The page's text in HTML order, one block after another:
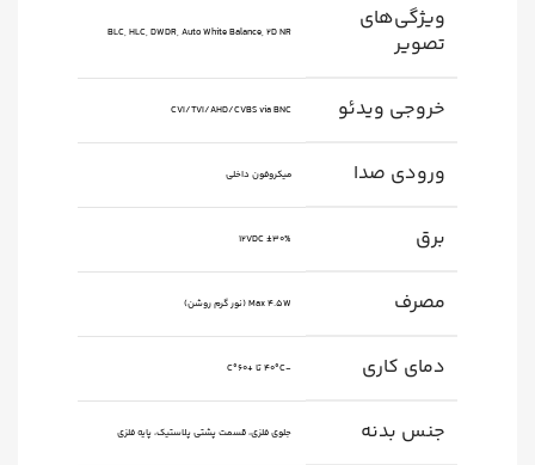
ویژگی‌های
تصویر
BLC, HLC, DWDR, Auto White Balance, 2D NR
خروجی ویدئو CVI/TVI/AHD/CVBS via BNC
ورودی صدا میکروفون داخلی
برق 12VDC ±30%
مصرف Max 4.5W (نور گرم روشن)
دمای کاری -40°C تا +60°C
جنس بدنه جلوی فلزی، قسمت پشتی پلاستیک، پایه فلزی